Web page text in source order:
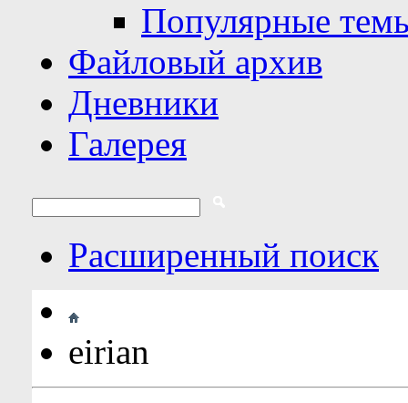
Популярные
Файловый архив
Дневники
Галерея
Расширенный поиск
eirian